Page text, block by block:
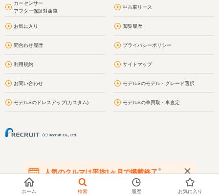
カーセンサー
アフター保証対象車
中古車リース
お気に入り 閲覧履歴
問合わせ履歴 プライバシーポリシー
利用規約 サイトマップ
お問い合わせ モデルSのモデル・グレード選択
モデルSのドレスアップ(カスタム) モデルSの車買取・車査定
人気のクルマは平均1ヶ月で掲載終了※
在庫が無くなる前にお問い合わせください
ホーム 検索 履歴 お気に入り